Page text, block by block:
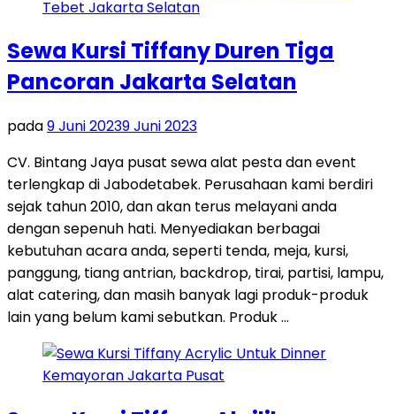
Sewa Kursi Tiffany Duren Tiga
Pancoran Jakarta Selatan
pada9 Juni 20239 Juni 2023
CV. Bintang Jaya pusat sewa alat pesta dan event
terlengkap di Jabodetabek. Perusahaan kami berdiri
sejak tahun 2010, dan akan terus melayani anda
dengan sepenuh hati. Menyediakan berbagai
kebutuhan acara anda, seperti tenda, meja, kursi,
panggung, tiang antrian, backdrop, tirai, partisi, lampu,
alat catering, dan masih banyak lagi produk-produk
lain yang belum kami sebutkan. Produk …